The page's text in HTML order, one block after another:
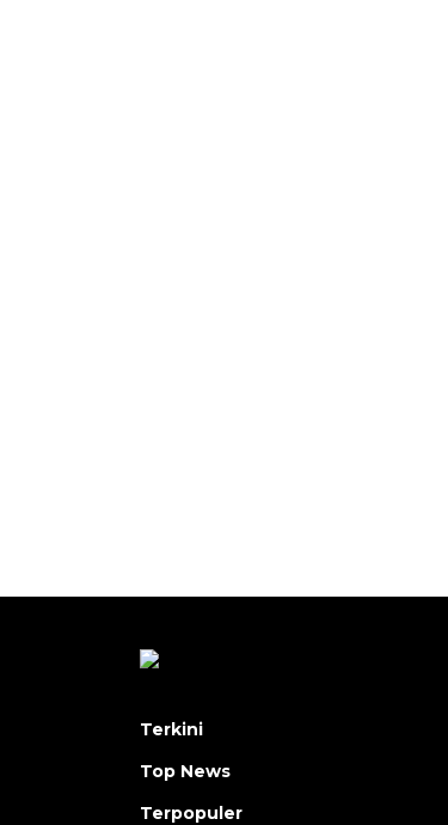
Terkini
Top News
Terpopuler